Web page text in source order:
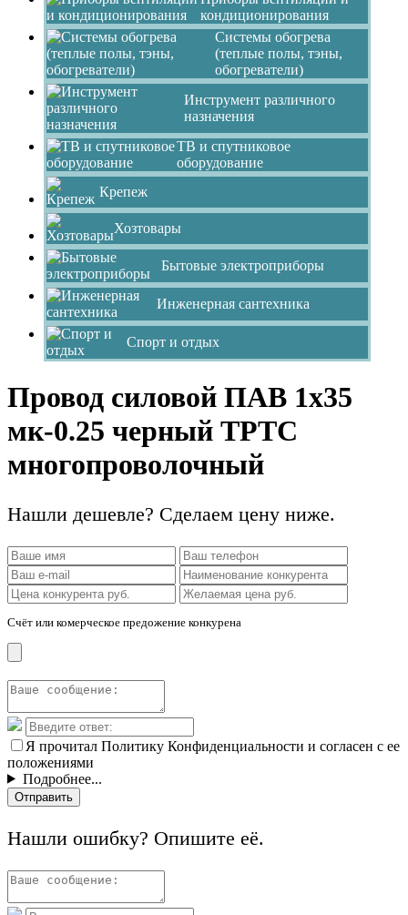
кондиционирования
Системы обогрева
(теплые полы, тэны,
обогреватели)
Инструмент различного
назначения
ТВ и спутниковое
оборудование
Крепеж
Хозтовары
Бытовые электроприборы
Инженерная сантехника
Спорт и отдых
Провод силовой ПАВ 1х35
мк-0.25 черный ТРТС
многопроволочный
Нашли дешевле? Сделаем цену ниже.
Счёт или комерческое предожение конкурена
Я прочитал Политику Конфиденциальности и согласен с ее
положениями
Подробнее...
Отправить
Нашли ошибку? Опишите её.